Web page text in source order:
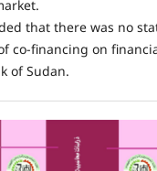
that there was no
co-financing on
of Sudan.